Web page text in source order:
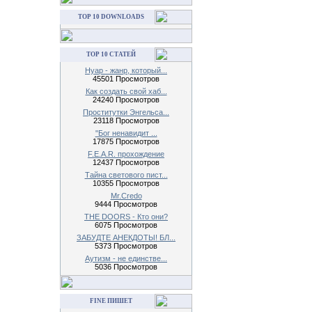
TOP 10 DOWNLOADS
TOP 10 СТАТЕЙ
Нуар - жанр, который...
45501 Просмотров
Как создать свой хаб...
24240 Просмотров
Проститутки Энгельса...
23118 Просмотров
"Бог ненавидит ...
17875 Просмотров
F.E.A.R. прохождение
12437 Просмотров
Тайна светового пист...
10355 Просмотров
Mr.Credo
9444 Просмотров
THE DOORS - Кто они?
6075 Просмотров
ЗАБУДТЕ АНЕКДОТЫ! БЛ...
5373 Просмотров
Аутизм - не единстве...
5036 Просмотров
FINE ПИШЕТ